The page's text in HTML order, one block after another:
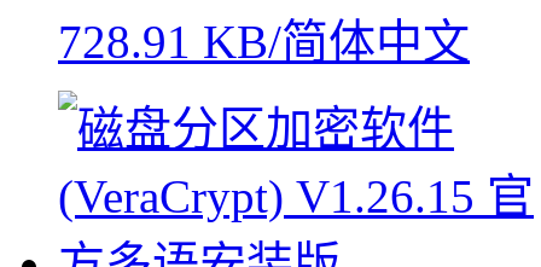
728.91 KB/简体中文